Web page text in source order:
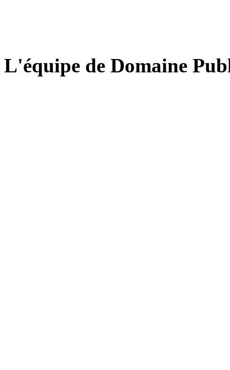
L'équipe de Domaine